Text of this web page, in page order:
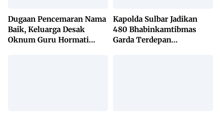
Dugaan Pencemaran Nama
Baik, Keluarga Desak
Oknum Guru Hormati
Kapolda Sulbar Jadikan
480 Bhabinkamtibmas
Garda Terdepan